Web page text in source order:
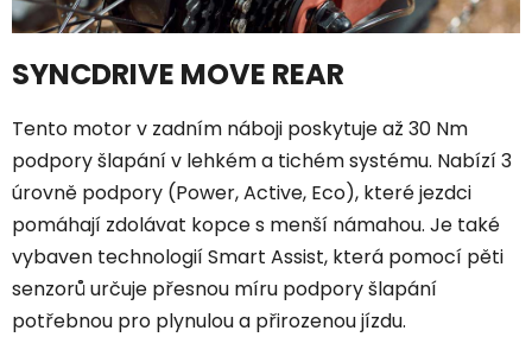
SYNCDRIVE MOVE REAR
Tento motor v zadním náboji poskytuje až 30 Nm
podpory šlapání v lehkém a tichém systému. Nabízí 3
úrovně podpory (Power, Active, Eco), které jezdci
pomáhají zdolávat kopce s menší námahou. Je také
vybaven technologií Smart Assist, která pomocí pěti
senzorů určuje přesnou míru podpory šlapání
potřebnou pro plynulou a přirozenou jízdu.